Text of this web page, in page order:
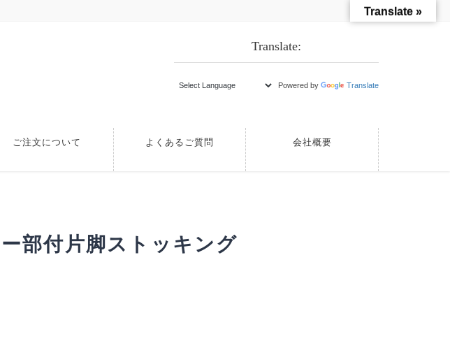
Translate:
Powered by Translate
ご注文について よくあるご質問 会社概要
部付片脚ストッキング
Translate »